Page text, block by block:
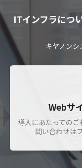
ITインフラにつ
キヤノン
Webサ
導入にあたっての
問い合わせは